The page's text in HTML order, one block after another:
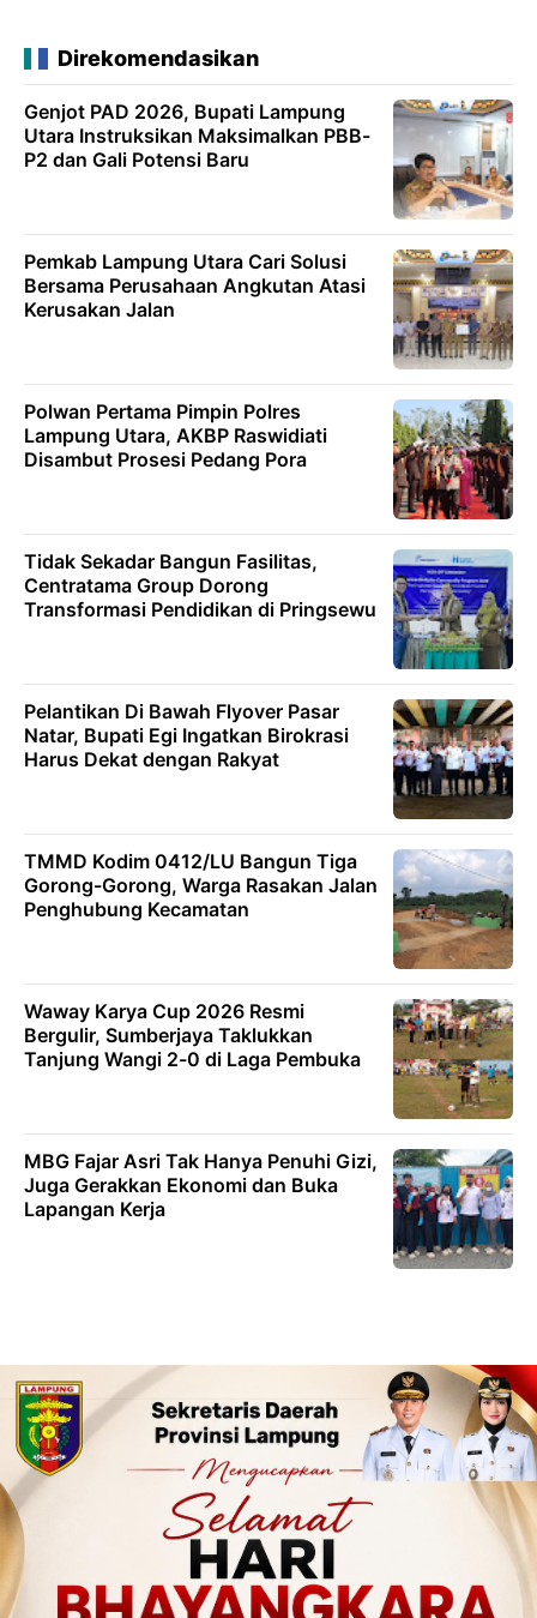
Direkomendasikan
Genjot PAD 2026, Bupati Lampung
Utara Instruksikan Maksimalkan PBB-
P2 dan Gali Potensi Baru
Pemkab Lampung Utara Cari Solusi
Bersama Perusahaan Angkutan Atasi
Kerusakan Jalan
Polwan Pertama Pimpin Polres
Lampung Utara, AKBP Raswidiati
Disambut Prosesi Pedang Pora
Tidak Sekadar Bangun Fasilitas,
Centratama Group Dorong
Transformasi Pendidikan di Pringsewu
Pelantikan Di Bawah Flyover Pasar
Natar, Bupati Egi Ingatkan Birokrasi
Harus Dekat dengan Rakyat
TMMD Kodim 0412/LU Bangun Tiga
Gorong-Gorong, Warga Rasakan Jalan
Penghubung Kecamatan
Waway Karya Cup 2026 Resmi
Bergulir, Sumberjaya Taklukkan
Tanjung Wangi 2-0 di Laga Pembuka
MBG Fajar Asri Tak Hanya Penuhi Gizi,
Juga Gerakkan Ekonomi dan Buka
Lapangan Kerja